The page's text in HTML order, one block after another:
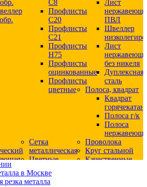
С8
Профлисты
С20
Профлисты
C21
Профлисты
Н75
Профлисты
оцинкованные
Профлисты
цветные
Лист
ПВЛ
Швеллер
Лист
без никеля
Дуплексная
сталь
Полоса, квадрат
Квадрат
Полоса г/к
Полоса
Сетка
металлическая
Проволока
Круг стальной
Цветные
Шестигранник
дюралевый
Качественные
в Москве
резка металла